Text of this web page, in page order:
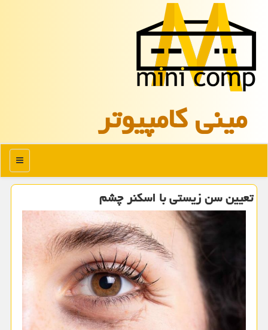
مینی كامپیوتر
منو
تعیین سن زیستی با اسكنر چشم